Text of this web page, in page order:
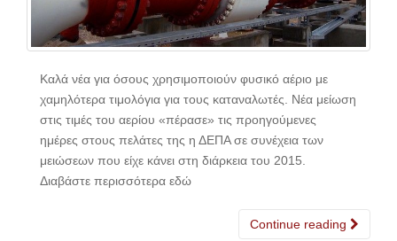
Καλά νέα για όσους χρησιμοποιούν φυσικό αέριο με
χαμηλότερα τιμολόγια για τους καταναλωτές. Νέα μείωση
στις τιμές του αερίου «πέρασε» τις προηγούμενες
ημέρες στους πελάτες της η ΔΕΠΑ σε συνέχεια των
μειώσεων που είχε κάνει στη διάρκεια του 2015.
Διαβάστε περισσότερα εδώ
Continue reading